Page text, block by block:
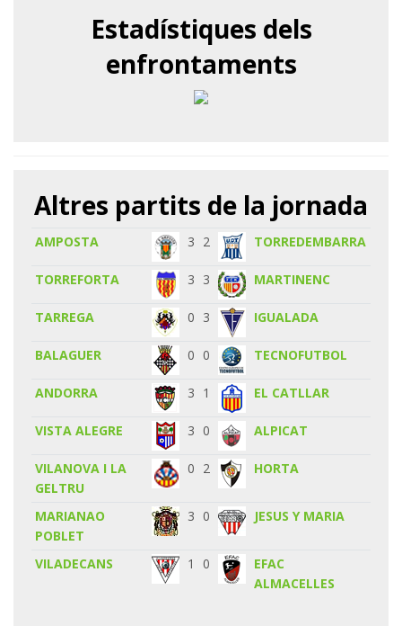
Estadístiques dels
enfrontaments
Altres partits de la jornada
AMPOSTA 3 2 TORREDEMBARRA
TORREFORTA 3 3 MARTINENC
TARREGA 0 3 IGUALADA
BALAGUER 0 0 TECNOFUTBOL
ANDORRA 3 1 EL CATLLAR
VISTA ALEGRE 3 0 ALPICAT
VILANOVA I LA
GELTRU
0 2 HORTA
MARIANAO
POBLET
3 0 JESUS Y MARIA
VILADECANS 1 0
EFAC
ALMACELLES